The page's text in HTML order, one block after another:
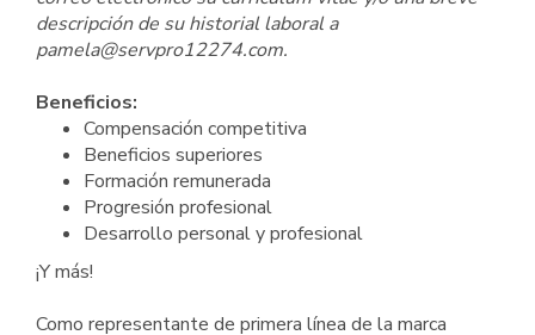
descripción de su historial laboral a
pamela@servpro12274.com.
Beneficios:
Compensación competitiva
Beneficios superiores
Formación remunerada
Progresión profesional
Desarrollo personal y profesional
¡Y más!
Como representante de primera línea de la marca